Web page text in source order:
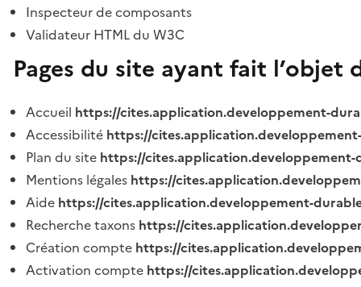
Inspecteur de composants
Validateur HTML du W3C
Pages du site ayant fait
Accueil https://cites.application.developpement-
Accessibilité https://
Plan du site https://
Mentions légales https://
Aide https://cites.application.developpement-
Recherche taxons https://
Création compte https://
Activation compte https://